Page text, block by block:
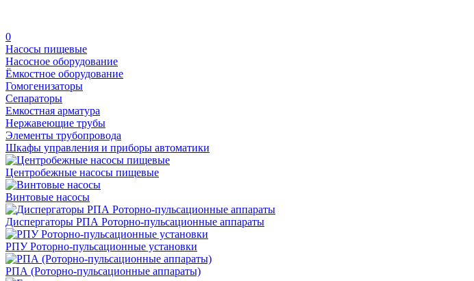
0
Насосы пищевые
Насосное оборудование
Ёмкостное оборудование
Гомогенизаторы
Сепараторы
Емкостная арматура
Нержавеющие трубы
Элементы трубопровода
Шкафы управления и приборы автоматики
Центробежные насосы пищевые
Винтовые насосы
Диспергаторы РПА Роторно-пульсационные аппараты
РПУ Роторно-пульсационные установки
РПА (Роторно-пульсационные аппараты)